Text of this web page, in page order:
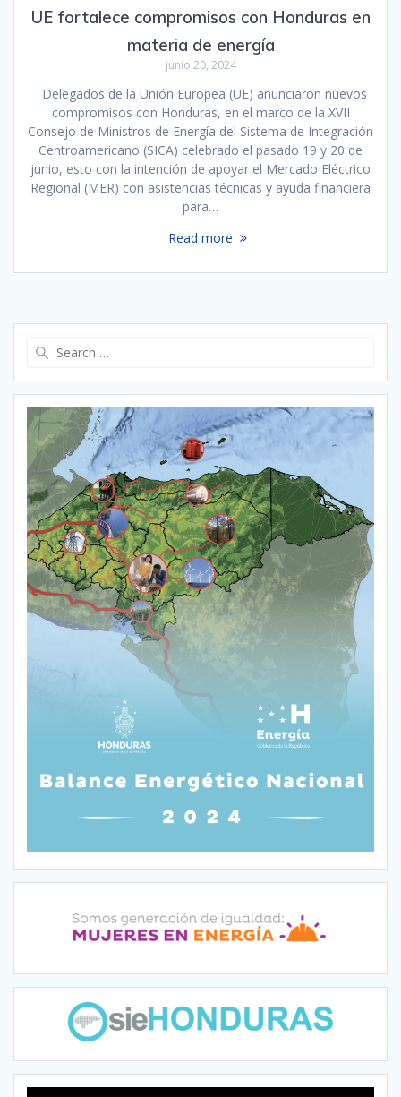
UE fortalece compromisos con Honduras en
materia de energía
junio 20, 2024
Delegados de la Unión Europea (UE) anunciaron nuevos
compromisos con Honduras, en el marco de la XVII
Consejo de Ministros de Energía del Sistema de Integración
Centroamericano (SICA) celebrado el pasado 19 y 20 de
junio, esto con la intención de apoyar el Mercado Eléctrico
Regional (MER) con asistencias técnicas y ayuda financiera
para…
Read more